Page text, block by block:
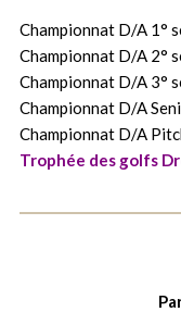
Championnat D/A 1°
Championnat D/A 2°
Championnat D/A 3°
Championnat D/A
Championnat D/A
Trophée des golfs